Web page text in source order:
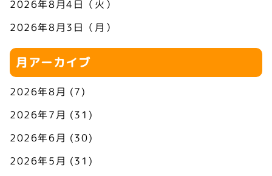
2026年8月4日（火）
2026年8月3日（月）
月アーカイブ
2026年8月 (7)
2026年7月 (31)
2026年6月 (30)
2026年5月 (31)